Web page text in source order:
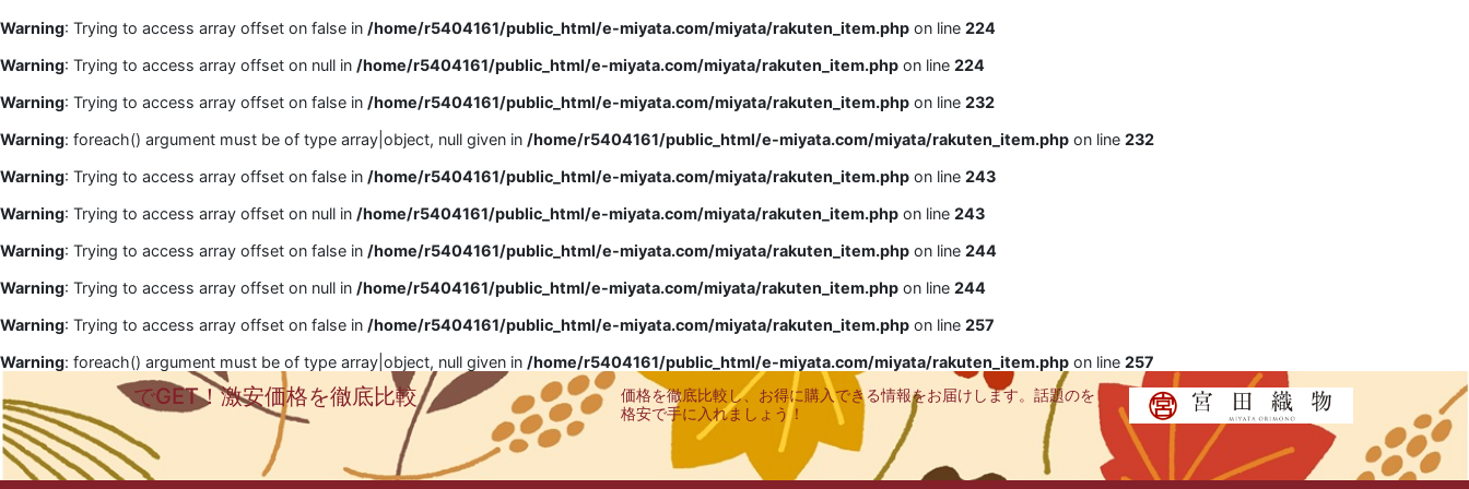
Warning: Trying to access array offset on false in /home/r5404161/public_html/e-miyata.com/miyata/rakuten_item.php on line 224
Warning: Trying to access array offset on null in /home/r5404161/public_html/e-miyata.com/miyata/rakuten_item.php on line 224
Warning: Trying to access array offset on false in /home/r5404161/public_html/e-miyata.com/miyata/rakuten_item.php on line 232
Warning: foreach() argument must be of type array|object, null given in /home/r5404161/public_html/e-miyata.com/miyata/rakuten_item.php on line 232
Warning: Trying to access array offset on false in /home/r5404161/public_html/e-miyata.com/miyata/rakuten_item.php on line 243
Warning: Trying to access array offset on null in /home/r5404161/public_html/e-miyata.com/miyata/rakuten_item.php on line 243
Warning: Trying to access array offset on false in /home/r5404161/public_html/e-miyata.com/miyata/rakuten_item.php on line 244
Warning: Trying to access array offset on null in /home/r5404161/public_html/e-miyata.com/miyata/rakuten_item.php on line 244
Warning: Trying to access array offset on false in /home/r5404161/public_html/e-miyata.com/miyata/rakuten_item.php on line 257
Warning: foreach() argument must be of type array|object, null given in /home/r5404161/public_html/e-miyata.com/miyata/rakuten_item.php on line 257
でGET！激安価格を徹底比較
価格を徹底比較し、お得に購入できる情報をお届けします。話題のを
格安で手に入れましょう！